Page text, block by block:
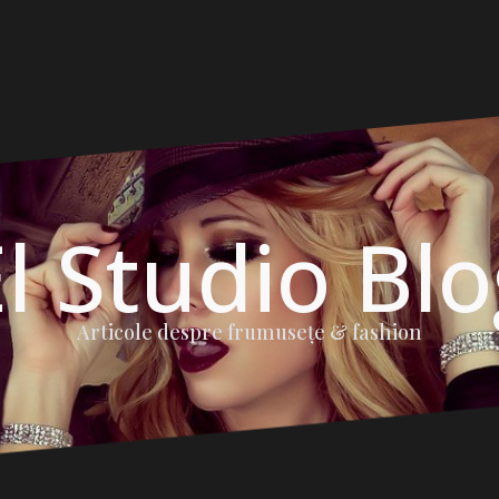
Studio
Articole despre frumuseţe & fashion